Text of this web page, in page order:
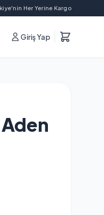
Her Yerine Kargo
Giriş Yap